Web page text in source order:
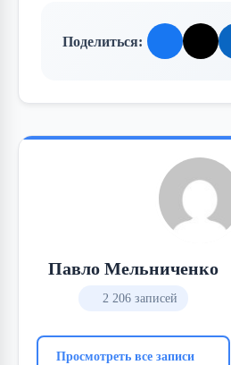
Поделиться:
Павло Мельниченко
2 206 записей
Просмотреть все записи